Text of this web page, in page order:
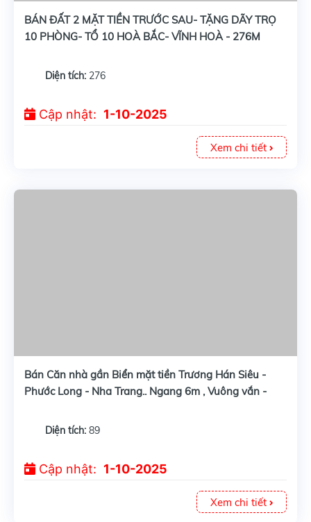
BÁN ĐẤT 2 MẶT TIỀN TRƯỚC SAU- TẶNG DÃY TRỌ
10 PHÒNG- TỔ 10 HOÀ BẮC- VĨNH HOÀ - 276M
Diện tích: 276
Cập nhật: 1-10-2025
Xem chi tiết
Bán Căn nhà gần Biển mặt tiền Trương Hán Siêu -
Phước Long - Nha Trang.. Ngang 6m , Vuông vắn -
Diện tích: 89
Cập nhật: 1-10-2025
Xem chi tiết